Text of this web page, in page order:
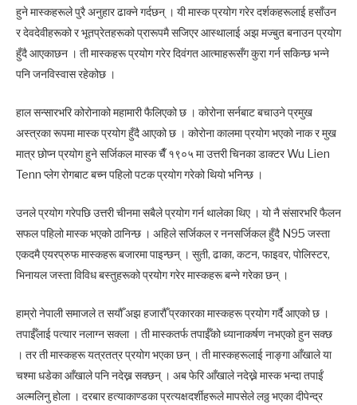
हुने मास्कहरूले पुरै अनुहार ढाक्ने गर्दछन् । यी मास्क प्रयोग गरेर दर्शकहरूलाई हसाँउन
र देवदेवीहरूको र भूतप्रेतहरूको प्रारूपमै सजिएर आस्थालाई अझ मज्बुत बनाउन प्रयोग
हुँदै आएकाछन । ती मास्कहरू प्रयोग गरेर दिवंगत आत्माहरूसँग कुरा गर्न सकिन्छ भन्ने
पनि जनविस्वास रहेकोछ ।
हाल सन्सारभरि कोरोनाको महामारी फैलिएको छ । कोरोना सर्नबाट बचाउने प्रमुख
अस्त्रका रूपमा मास्क प्रयोग हुँदै आएको छ । कोरोना कालमा प्रयोग भएको नाक र मुख
मात्र छोप्न प्रयोग हुने सर्जिकल मास्क चैँ १९०५ मा उत्तरी चिनका डाक्टर Wu Lien
Tenn प्लेग रोगबाट बच्न पहिलो पटक प्रयोग गरेको थियो भनिन्छ ।
उनले प्रयोग गरेपछि उत्तरी चीनमा सबैले प्रयोग गर्न थालेका थिए । यो नै संसारभरि फैलन
सफल पहिलो मास्क भएको ठानिन्छ । अहिले सर्जिकल र ननसर्जिकल हुँदै N95 जस्ता
एकदमै एयरप्रुफ मास्कहरू बजारमा पाइन्छन् । सुती, ढाका, कटन, फाइवर, पोलिस्टर,
भिनायल जस्ता विविध बस्तुहरूको प्रयोग गरेर मास्कहरू बन्ने गरेका छन् ।
हाम्रो नेपाली समाजले त सयौँ अझ हजारौँ प्रकारका मास्कहरू प्रयोग गर्दै आएको छ ।
तपाईँलाई पत्यार नलाग्न सक्ला । ती मास्कतर्फ तपाईँको ध्यानाकर्षण नभएको हुन सक्छ
। तर ती मास्कहरू यत्रतत्र प्रयोग भएका छन् । ती मास्कहरूलाई नाङ्गा आँखाले या
चश्मा धडेका आँखाले पनि नदेख्न सक्छन् । अब फेरि आँखाले नदेख्ने मास्क भन्दा तपाईं
अल्मलिनु होला । दरबार हत्याकाण्डका प्रत्यक्षदर्शीहरूले मापसेले लठ्ठ भएका दीपेन्द्र